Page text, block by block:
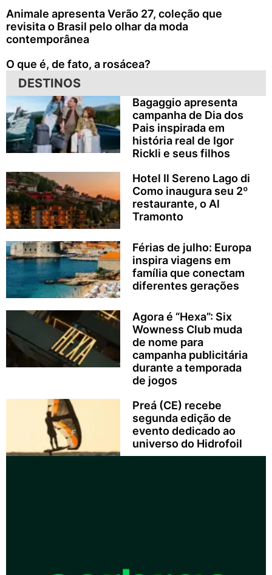
Animale apresenta Verão 27, coleção que
revisita o Brasil pelo olhar da moda
contemporânea
O que é, de fato, a rosácea?
DESTINOS
Bagaggio apresenta
campanha de Dia dos
Pais inspirada em
história real de Igor
Rickli e seus filhos
Hotel Il Sereno Lago di
Como inaugura seu 2º
restaurante, o Al
Tramonto
Férias de julho: Europa
inspira viagens em
família que conectam
diferentes gerações
Agora é “Hexa”: Six
Wowness Club muda
de nome para
campanha publicitária
durante a temporada
de jogos
Preá (CE) recebe
segunda edição de
evento dedicado ao
universo do Hidrofoil